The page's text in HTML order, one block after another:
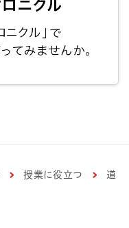
授業に役立つ
道